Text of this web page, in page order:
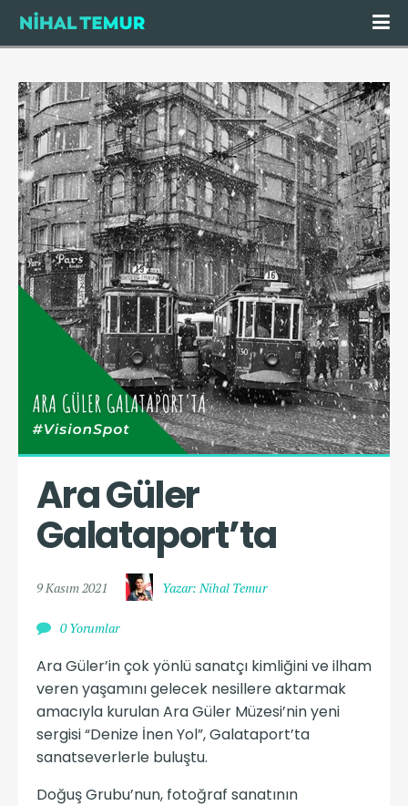
Ara Güler
Galataport’ta
9 Kasım 2021 Yazar: Nihal Temur
0 Yorumlar
Ara Güler’in çok yönlü sanatçı kimliğini ve ilham
veren yaşamını gelecek nesillere aktarmak
amacıyla kurulan Ara Güler Müzesi’nin yeni
sergisi “Denize İnen Yol”, Galataport’ta
sanatseverlerle buluştu.
Doğuş Grubu’nun, fotoğraf sanatının